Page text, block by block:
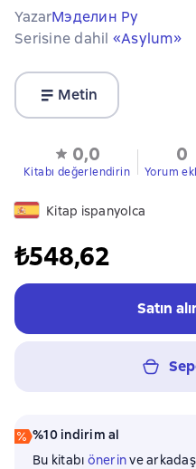
YazarМэделин Ру
Serisine dahil «Asylum»
Metin
0,0
Kitabı değerlendirin
0
Yorum
Kitap ispanyolca
₺548,62
Satın
%10 indirim al
Bu kitabı önerinve